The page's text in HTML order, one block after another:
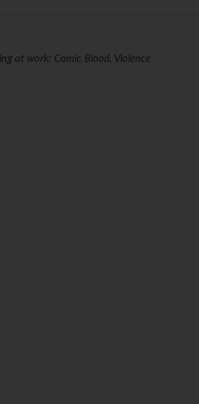
at work: Comic Blood, Violence